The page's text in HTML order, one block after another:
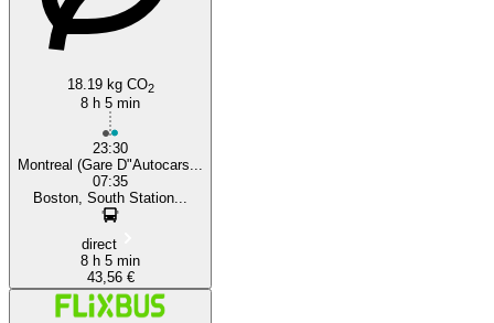
18.19 kg CO2
8 h 5 min
23:30
Montreal (Gare D"Autocars...
07:35
Boston, South Station...
direct
8 h 5 min
43,56 €